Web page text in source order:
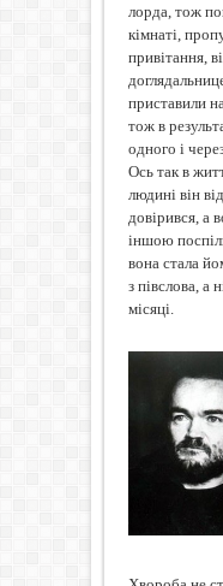
лорда, тож
кімнаті,
привітання,
приставили
тож в
одного і
Ось так в
людині він
довірився, а
іншою
вона стала
з півслова, а
місяці.